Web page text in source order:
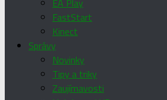
EA Play
FastStart
Kinect
Správy
Novinky
Tipy a triky
Zaujímavosti